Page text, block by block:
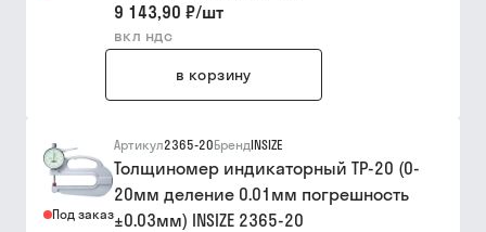
9 143,90 ₽/шт
вкл ндс
в корзину
Под заказ
Артикул2365-20БрендINSIZE
Толщиномер индикаторный ТР-20 (0-
20мм деление 0.01мм погрешность
±0.03мм) INSIZE 2365-20